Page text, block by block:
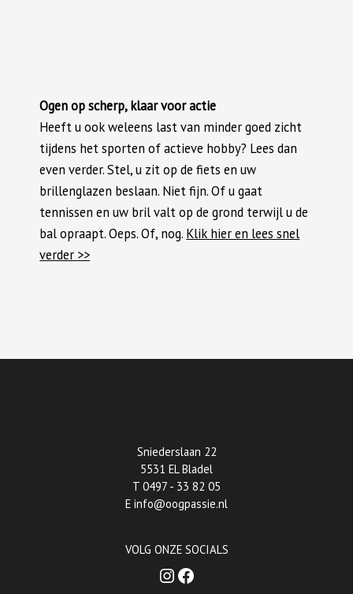
Ogen op scherp, klaar voor actie
Heeft u ook weleens last van minder goed zicht
tijdens het sporten of actieve hobby? Lees dan
even verder. Stel, u zit op de fiets en uw
brillenglazen beslaan. Niet fijn. Of u gaat
tennissen en uw bril valt op de grond terwijl u de
bal opraapt. Oeps. Of, nog. Klik hier en lees snel
verder >>
Sniederslaan 22
5531 EL Bladel
T 0497 - 33 82 05
E info@oogpassie.nl
VOLG ONZE SOCIALS
Instagram
Facebook